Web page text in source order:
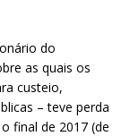
do
as quais os
custeio,
– teve perda
final de 2017 (de